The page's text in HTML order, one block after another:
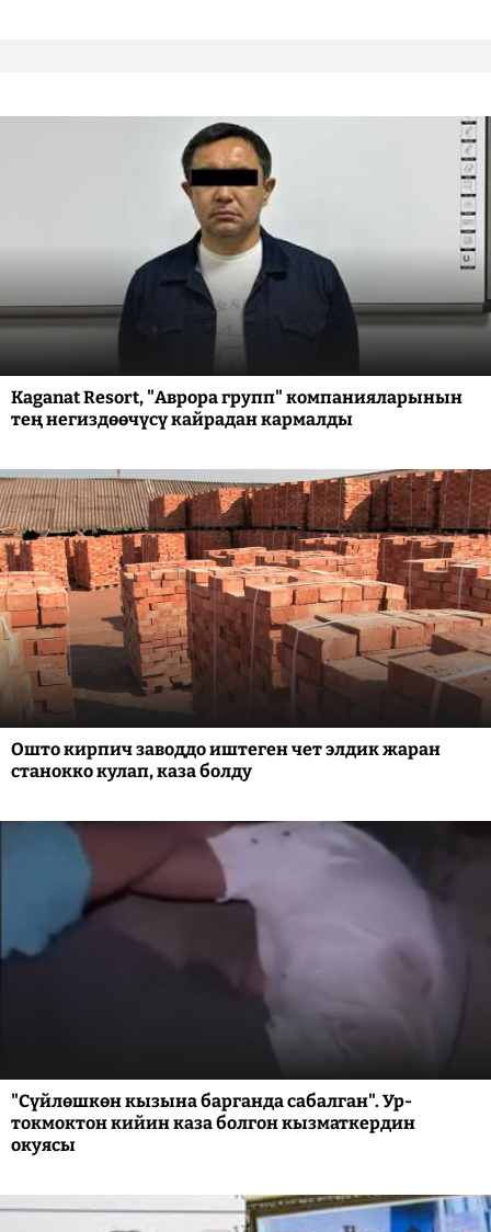
Kaganat Resort, "Аврора групп" компанияларынын
тең негиздөөчүсү кайрадан кармалды
Ошто кирпич заводдо иштеген чет элдик жаран
станокко кулап, каза болду
"Сүйлөшкөн кызына барганда сабалган". Ур-
токмоктон кийин каза болгон кызматкердин
окуясы